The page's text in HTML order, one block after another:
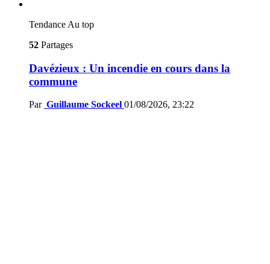
Tendance Au top
52 Partages
Davézieux : Un incendie en cours dans la
commune
Par Guillaume Sockeel 01/08/2026, 23:22